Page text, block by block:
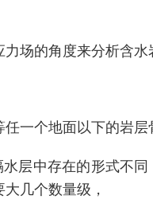
场的角度来分析含水
一个地面以下的岩层
层中存在的形式不
几个数量级，